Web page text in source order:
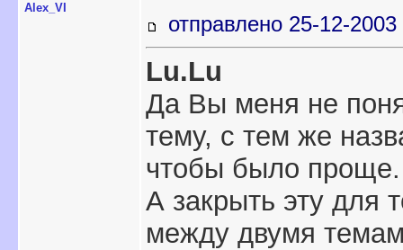
Alex_VI
отправлено 25-12-
Lu.Lu
Да Вы меня не
тему, с тем же
чтобы было проще.
А закрыть эту для
между двумя